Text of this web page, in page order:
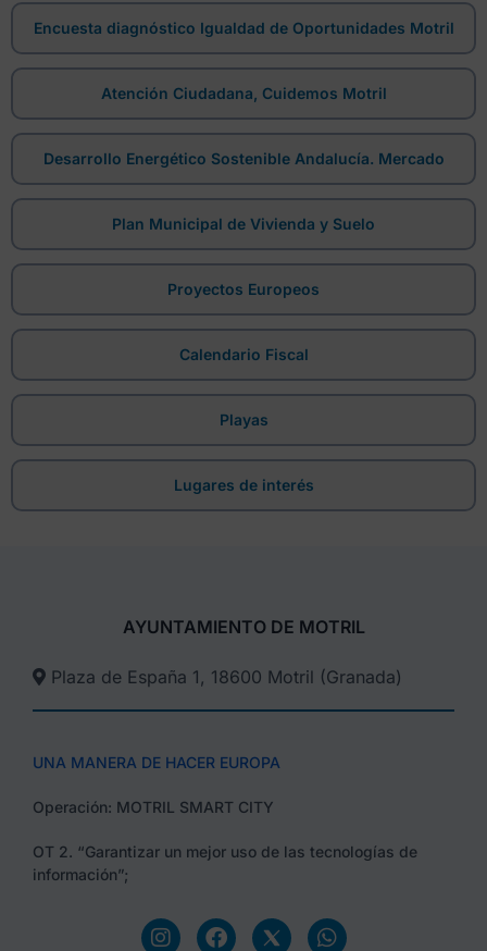
Encuesta diagnóstico Igualdad de Oportunidades Motril
Atención Ciudadana, Cuidemos Motril
Desarrollo Energético Sostenible Andalucía. Mercado
Plan Municipal de Vivienda y Suelo
Proyectos Europeos
Calendario Fiscal
Playas
Lugares de interés
AYUNTAMIENTO DE MOTRIL
Plaza de España 1, 18600 Motril (Granada)​
UNA MANERA DE HACER EUROPA
Operación: MOTRIL SMART CITY
OT 2. “Garantizar un mejor uso de las tecnologías de
información”;